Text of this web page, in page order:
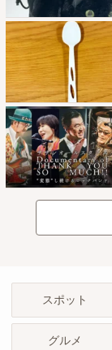
スポット
グルメ